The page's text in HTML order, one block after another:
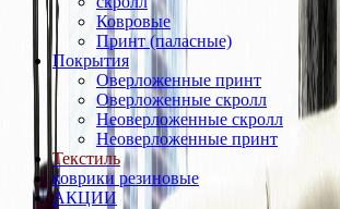
Ковровые
Принт (паласные)
Покрытия
Оверложенные принт
Оверложенные скролл
Неоверложенные скролл
Неоверложенные принт
Текстиль
коврики резиновые
АКЦИИ